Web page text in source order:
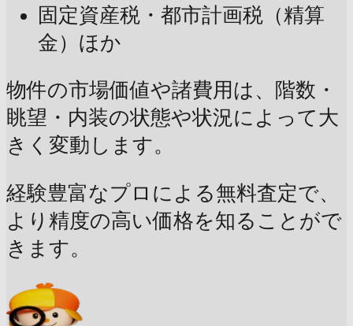
固定資産税・都市計画税（精算
金）ほか
物件の市場価値や諸費用は、階数・
眺望・内装の状態や状況によって大
きく変動します。
経験豊富なプロによる無料査定で、
より精度の高い価格を知ることがで
きます。